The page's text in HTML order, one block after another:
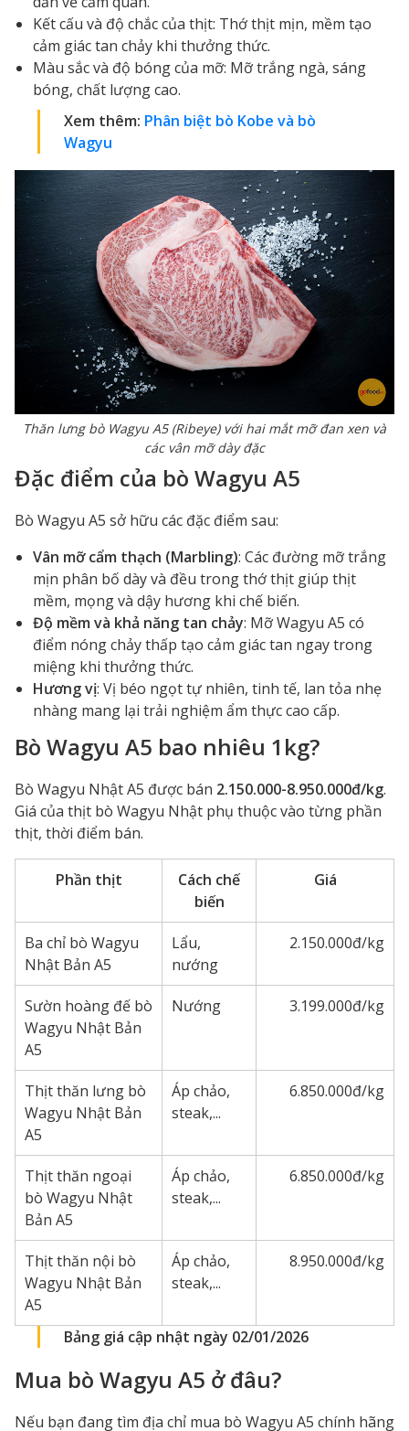
Kết cấu và độ chắc của thịt: Thớ thịt mịn, mềm tạo
cảm giác tan chảy khi thưởng thức.
Màu sắc và độ bóng của mỡ: Mỡ trắng ngà, sáng
bóng, chất lượng cao.
Xem thêm: Phân biệt bò Kobe và bò
Wagyu
Thăn lưng bò Wagyu A5 (Ribeye) với hai mắt mỡ đan xen và
các vân mỡ dày đặc
Đặc điểm của bò Wagyu A5
Bò Wagyu A5 sở hữu các đặc điểm sau:
Vân mỡ cẩm thạch (Marbling): Các đường mỡ trắng
mịn phân bố dày và đều trong thớ thịt giúp thịt
mềm, mọng và dậy hương khi chế biến.
Độ mềm và khả năng tan chảy: Mỡ Wagyu A5 có
điểm nóng chảy thấp tạo cảm giác tan ngay trong
miệng khi thưởng thức.
Hương vị: Vị béo ngọt tự nhiên, tinh tế, lan tỏa nhẹ
nhàng mang lại trải nghiệm ẩm thực cao cấp.
Bò Wagyu A5 bao nhiêu 1kg?
Bò Wagyu Nhật A5 được bán 2.150.000-8.950.000đ/kg.
Giá của thịt bò Wagyu Nhật phụ thuộc vào từng phần
thịt, thời điểm bán.
Phần thịt
Cách chế
biến
Giá
Ba chỉ bò Wagyu
Nhật Bản A5
Lẩu,
nướng
2.150.000đ/kg
Sườn hoàng đế bò
Wagyu Nhật Bản
A5
Nướng 3.199.000đ/kg
Thịt thăn lưng bò
Wagyu Nhật Bản
A5
Áp chảo,
steak,...
6.850.000đ/kg
Thịt thăn ngoại
bò Wagyu Nhật
Bản A5
Áp chảo,
steak,...
6.850.000đ/kg
Thịt thăn nội bò
Wagyu Nhật Bản
A5
Áp chảo,
steak,...
8.950.000đ/kg
Bảng giá cập nhật ngày 02/01/2026
Mua bò Wagyu A5 ở đâu?
Nếu bạn đang tìm địa chỉ mua bò Wagyu A5 chính hãng